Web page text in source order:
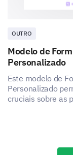
deducted
Yes
No
Please enter
OUTRO
Modelo de
Personalizado
Este modelo de
Personalizado
cruciais sobre as